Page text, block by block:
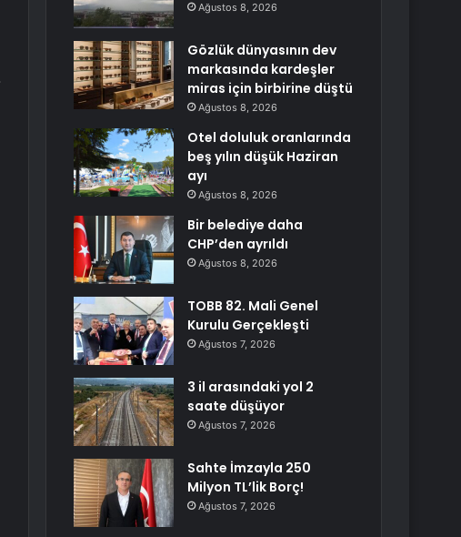
Ağustos 8, 2026
Gözlük dünyasının dev
markasında kardeşler
miras için birbirine düştü
Ağustos 8, 2026
Otel doluluk oranlarında
beş yılın düşük Haziran
ayı
Ağustos 8, 2026
Bir belediye daha
CHP’den ayrıldı
Ağustos 8, 2026
TOBB 82. Mali Genel
Kurulu Gerçekleşti
Ağustos 7, 2026
3 il arasındaki yol 2
saate düşüyor
Ağustos 7, 2026
Sahte İmzayla 250
Milyon TL’lik Borç!
Ağustos 7, 2026